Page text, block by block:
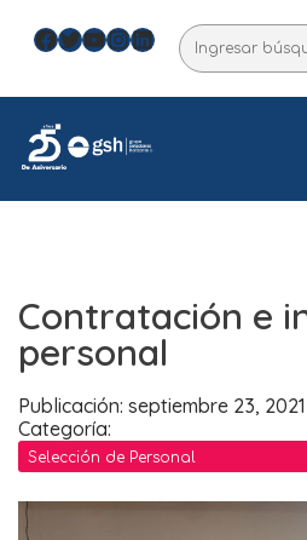
Facebook
Twitter
YouTube
Instagram
LinkedIn
Buscar
Contratación e
personal
Publicación: septiembre 23, 2021
Categoría:
Selección de Personal